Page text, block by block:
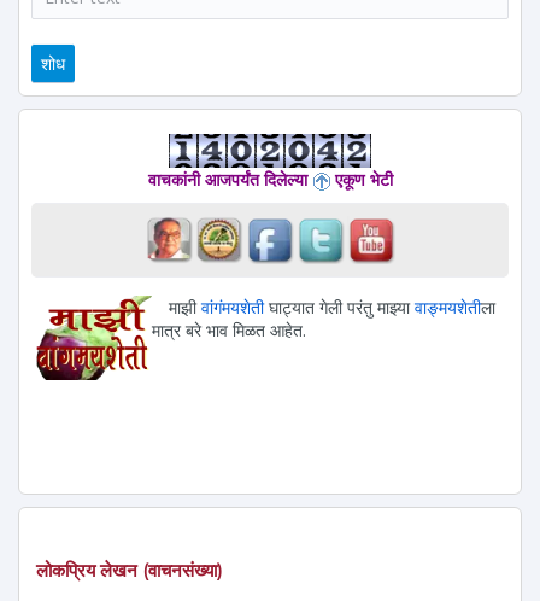
वाचकांनी आजपर्यंत दिलेल्या एकूण भेटी
माझीवांगंमयशेतीघाट्यात गेली परंतु माझ्यावाङ्मयशेतीला
मात्र बरे भाव मिळत आहेत.
लोकप्रिय लेखन (वाचनसंख्या)